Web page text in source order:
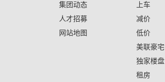
集团动态
人才招募
网站地图
上车
减价
低价
美联豪宅
独家楼盘
租房